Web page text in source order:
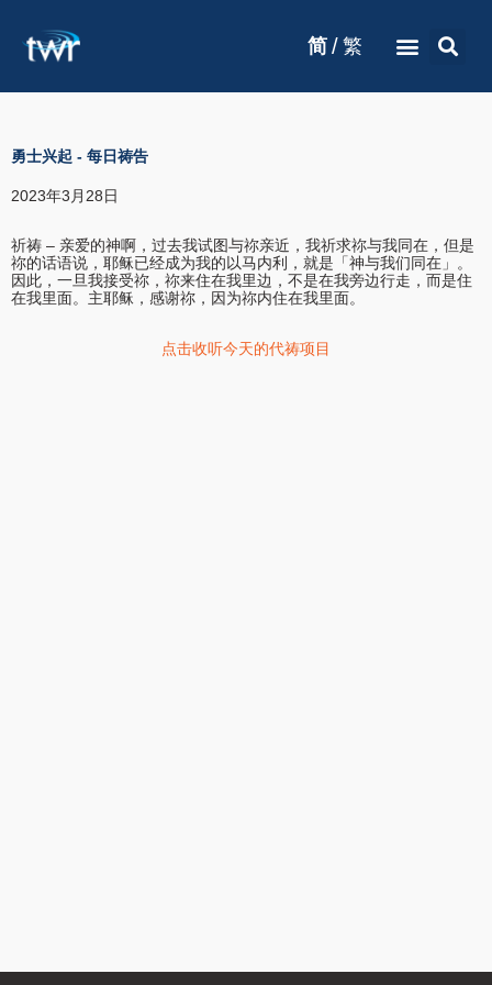
简 / 繁
勇士兴起 - 每日祷告
2023年3月28日
祈祷 – 亲爱的神啊，过去我试图与祢亲近，我祈求祢与我同在，但是
祢的话语说，耶稣已经成为我的以马内利，就是「神与我们同在」。
因此，一旦我接受祢，祢来住在我里边，不是在我旁边行走，而是住
在我里面。主耶稣，感谢祢，因为祢内住在我里面。
点击收听今天的代祷项目